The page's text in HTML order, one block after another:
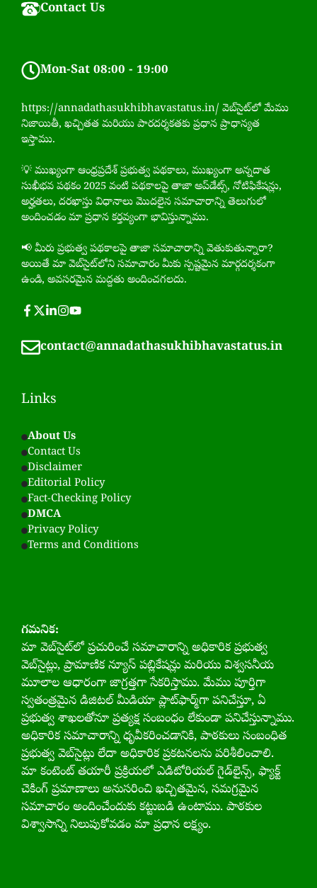
Contact Us
Mon-Sat 08:00 - 19:00
https://annadathasukhibhavastatus.in/ వెబ్‌సైట్‌లో మేము
నిజాయితీ, ఖచ్చితత మరియు పారదర్శకతకు ప్రధాన ప్రాధాన్యత
ఇస్తాము.
💡 ముఖ్యంగా ఆంధ్రప్రదేశ్ ప్రభుత్వ పథకాలు, ముఖ్యంగా అన్నదాత
సుఖీభవ పథకం 2025 వంటి పథకాలపై తాజా అప్‌డేట్స్, నోటిఫికేషన్లు,
అర్హతలు, దరఖాస్తు విధానాలు మొదలైన సమాచారాన్ని తెలుగులో
అందించడం మా ప్రధాన కర్తవ్యంగా భావిస్తున్నాము.
📢 మీరు ప్రభుత్వ పథకాలపై తాజా సమాచారాన్ని వెతుకుతున్నారా?
అయితే మా వెబ్‌సైట్‌లోని సమాచారం మీకు స్పష్టమైన మార్గదర్శకంగా
ఉండి, అవసరమైన మద్దతు అందించగలదు.
contact@annadathasukhibhavastatus.in
Links
About Us
Contact Us
Disclaimer
Editorial Policy
Fact-Checking Policy
DMCA
Privacy Policy
Terms and Conditions
గమనిక:
మా వెబ్‌సైట్‌లో ప్రచురించే సమాచారాన్ని అధికారిక ప్రభుత్వ
వెబ్‌సైట్లు, ప్రామాణిక న్యూస్ పబ్లికేషన్లు మరియు విశ్వసనీయ
మూలాల ఆధారంగా జాగ్రత్తగా సేకరిస్తాము. మేము పూర్తిగా
స్వతంత్రమైన డిజిటల్ మీడియా ప్లాట్‌ఫార్మ్‌గా పనిచేస్తూ, ఏ
ప్రభుత్వ శాఖలతోనూ ప్రత్యక్ష సంబంధం లేకుండా పనిచేస్తున్నాము.
అధికారిక సమాచారాన్ని ధృవీకరించడానికి, పాఠకులు సంబంధిత
ప్రభుత్వ వెబ్‌సైట్లు లేదా అధికారిక ప్రకటనలను పరిశీలించాలి.
మా కంటెంట్‌ తయారీ ప్రక్రియలో ఎడిటోరియల్ గైడ్‌లైన్స్, ఫ్యాక్ట్
చెకింగ్ ప్రమాణాలు అనుసరించి ఖచ్చితమైన, సమగ్రమైన
సమాచారం అందించేందుకు కట్టుబడి ఉంటాము. పాఠకుల
విశ్వాసాన్ని నిలుపుకోవడం మా ప్రధాన లక్ష్యం.